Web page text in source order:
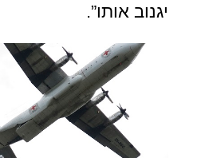
יגנוב אותו”.